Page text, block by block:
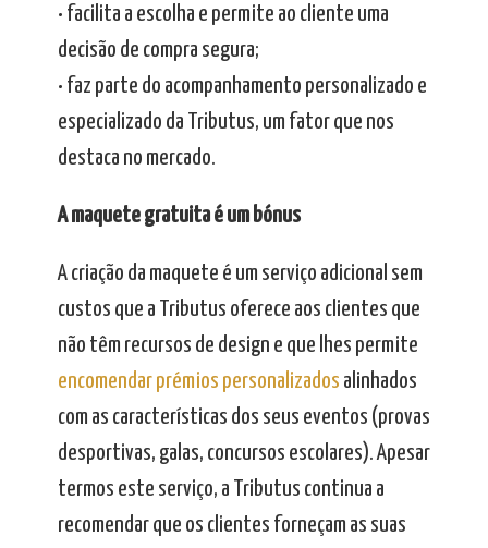
• facilita a escolha e permite ao cliente uma
decisão de compra segura;
• faz parte do acompanhamento personalizado e
especializado da Tributus, um fator que nos
destaca no mercado.
A maquete gratuita é um bónus
A criação da maquete é um serviço adicional sem
custos que a Tributus oferece aos clientes que
não têm recursos de design e que lhes permite
encomendar prémios personalizados alinhados
com as características dos seus eventos (provas
desportivas, galas, concursos escolares). Apesar
termos este serviço, a Tributus continua a
recomendar que os clientes forneçam as suas